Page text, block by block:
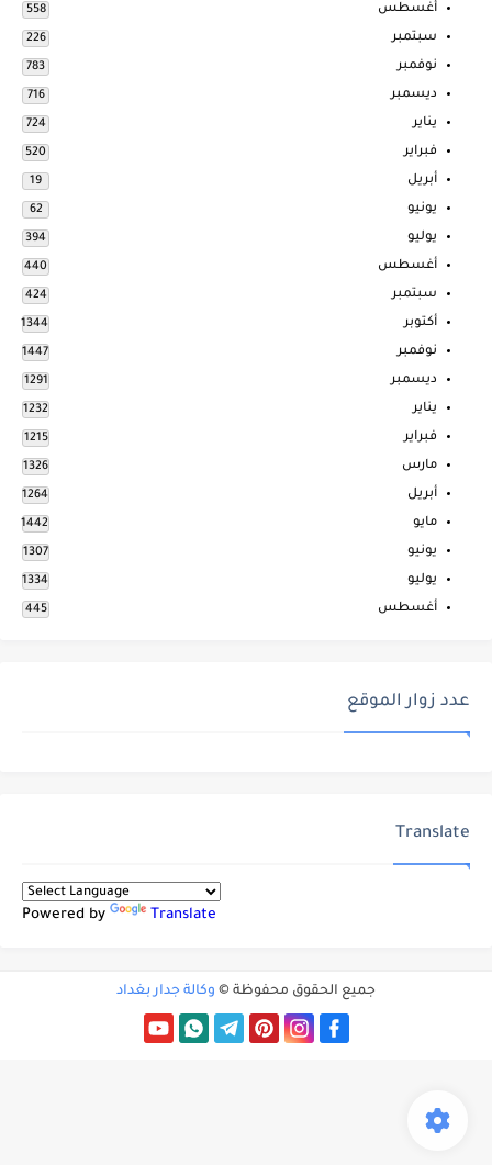
أغسطس 558
سبتمبر 226
نوفمبر 783
ديسمبر 716
يناير 724
فبراير 520
أبريل 19
يونيو 62
يوليو 394
أغسطس 440
سبتمبر 424
أكتوبر 1344
نوفمبر 1447
ديسمبر 1291
يناير 1232
فبراير 1215
مارس 1326
أبريل 1264
مايو 1442
يونيو 1307
يوليو 1334
أغسطس 445
عدد زوار الموقع
Translate
Powered by Translate
جميع الحقوق محفوظة © وكالة جدار بغداد